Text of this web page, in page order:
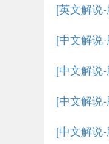
[英文解说
[中文解说
[中文解说
[中文解说
[中文解说